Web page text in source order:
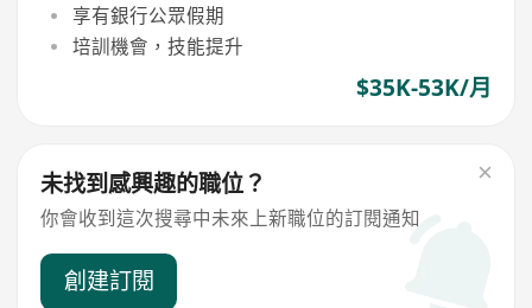
享有銀行公眾假期
培訓機會，技能提升
$35K-53K/月
未找到感興趣的職位？
你會收到這次搜尋中未來上新職位的訂閱通知
創建訂閱